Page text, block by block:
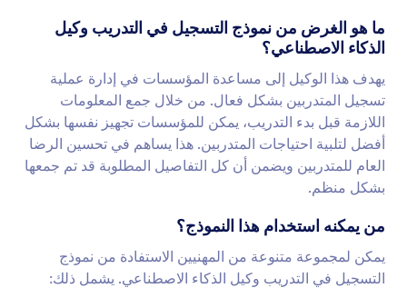
ما هو الغرض من نموذج التسجيل في التدريب وكيل
الذكاء الاصطناعي؟
يهدف هذا الوكيل إلى مساعدة المؤسسات في إدارة عملية
تسجيل المتدربين بشكل فعال. من خلال جمع المعلومات
اللازمة قبل بدء التدريب، يمكن للمؤسسات تجهيز نفسها بشكل
أفضل لتلبية احتياجات المتدربين. هذا يساهم في تحسين الرضا
العام للمتدربين ويضمن أن كل التفاصيل المطلوبة قد تم جمعها
بشكل منظم.
من يمكنه استخدام هذا النموذج؟
يمكن لمجموعة متنوعة من المهنيين الاستفادة من نموذج
التسجيل في التدريب وكيل الذكاء الاصطناعي. يشمل ذلك: